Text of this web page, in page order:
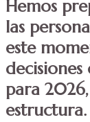
Hemos
las
este
para
estructura.